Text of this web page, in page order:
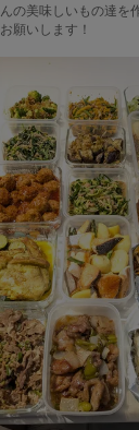
の美味しいもの達を
願いします！